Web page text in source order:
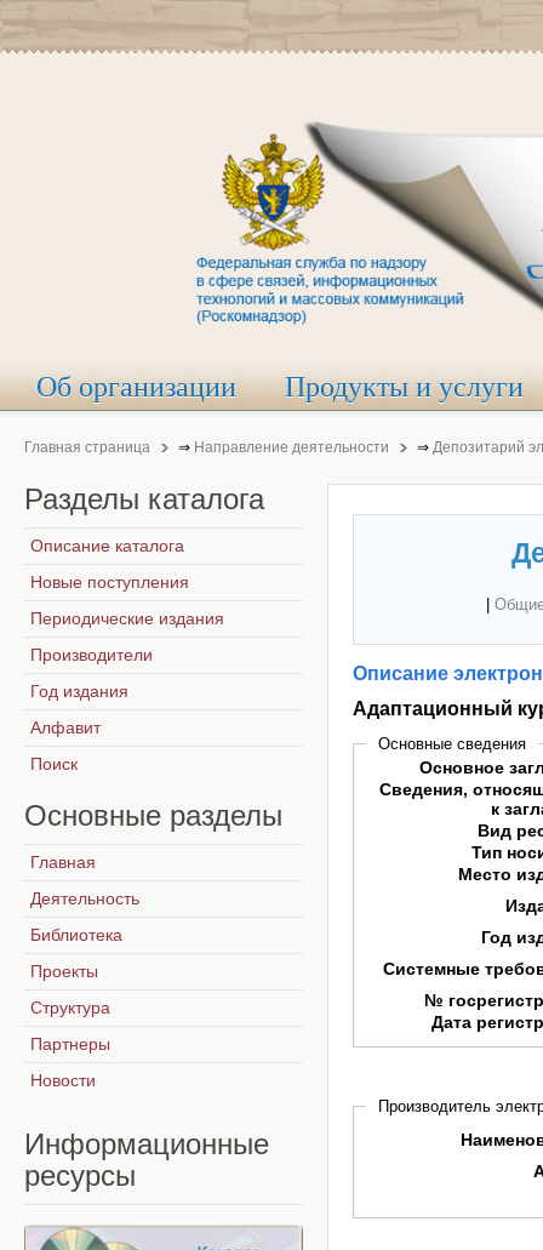
Об организации Продукты и услуги
Главная страница ⇒ Направление деятельности ⇒ Депозитарий
Описание
Адаптационный
Основные сведения
Основное
Сведения,
к
Вид
Тип
Место
Год
Системные
№
Дата
Производитель
Разделы каталога
Описание каталога
Новые поступления
Периодические издания
Производители
Год издания
Алфавит
Поиск
Основные разделы
Главная
Деятельность
Библиотека
Проекты
Структура
Партнеры
Новости
Информационные
ресурсы